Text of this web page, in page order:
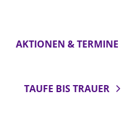
AKTIONEN & TERMINE
TAUFE BIS TRAUER